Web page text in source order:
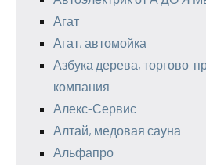
Агат
Агат, автомойка
Азбука дерева, торгово-
компания
Алекс-Сервис
Алтай, медовая сауна
Альфапро